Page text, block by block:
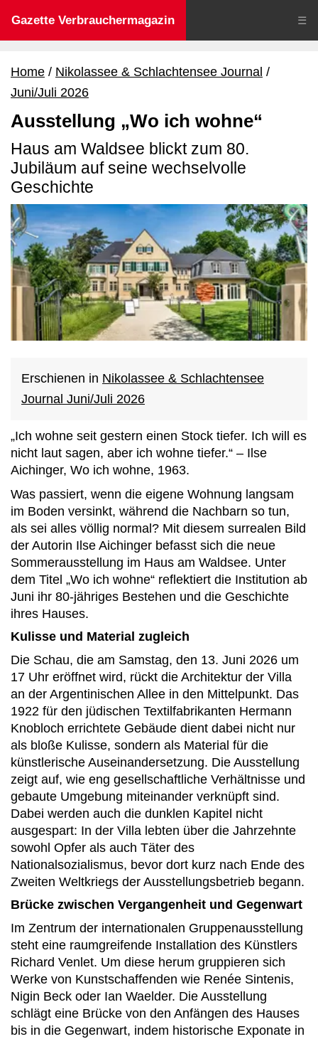
Gazette Verbrauchermagazin ☰
Home
Nikolassee & Schlachtensee Journal
Juni/Juli 2026
Ausstellung „Wo ich wohne“
Haus am Waldsee blickt zum 80.
Jubiläum auf seine wechselvolle
Geschichte
Erschienen in Nikolassee & Schlachtensee
Journal Juni/Juli 2026
„Ich wohne seit gestern einen Stock tiefer. Ich will es
nicht laut sagen, aber ich wohne tiefer.“ – Ilse
Aichinger, Wo ich wohne, 1963.
Was passiert, wenn die eigene Wohnung langsam
im Boden versinkt, während die Nachbarn so tun,
als sei alles völlig normal? Mit diesem surrealen Bild
der Autorin Ilse Aichinger befasst sich die neue
Sommerausstellung im Haus am Waldsee. Unter
dem Titel „Wo ich wohne“ reflektiert die Institution ab
Juni ihr 80-jähriges Bestehen und die Geschichte
ihres Hauses.
Kulisse und Material zugleich
Die Schau, die am Samstag, den 13. Juni 2026 um
17 Uhr eröffnet wird, rückt die Architektur der Villa
an der Argentinischen Allee in den Mittelpunkt. Das
1922 für den jüdischen Textilfabrikanten Hermann
Knobloch errichtete Gebäude dient dabei nicht nur
als bloße Kulisse, sondern als Material für die
künstlerische Auseinandersetzung. Die Ausstellung
zeigt auf, wie eng gesellschaftliche Verhältnisse und
gebaute Umgebung miteinander verknüpft sind.
Dabei werden auch die dunklen Kapitel nicht
ausgespart: In der Villa lebten über die Jahrzehnte
sowohl Opfer als auch Täter des
Nationalsozialismus, bevor dort kurz nach Ende des
Zweiten Weltkriegs der Ausstellungsbetrieb begann.
Brücke zwischen Vergangenheit und Gegenwart
Im Zentrum der internationalen Gruppenausstellung
steht eine raumgreifende Installation des Künstlers
Richard Venlet. Um diese herum gruppieren sich
Werke von Kunstschaffenden wie Renée Sintenis,
Nigin Beck oder Ian Waelder. Die Ausstellung
schlägt eine Brücke von den Anfängen des Hauses
bis in die Gegenwart, indem historische Exponate in